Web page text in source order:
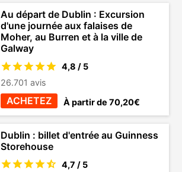
Au départ de Dublin : Excursion
d'une journée aux falaises de
Moher, au Burren et à la ville de
Galway
4,8 / 5
26.701 avis
ACHETEZ À partir de 70,20€
Dublin : billet d'entrée au Guinness
Storehouse
4,7 / 5